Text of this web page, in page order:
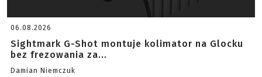
06.08.2026
Sightmark G-Shot montuje kolimator na Glocku
bez frezowania za...
Damian Niemczuk